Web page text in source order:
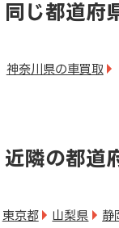
同じ都道府
神奈川県の車買取
近隣の都道
東京都 山梨県 静